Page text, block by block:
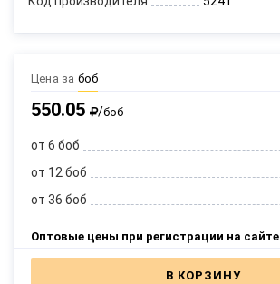
Цена за боб
550.05 /боб
от 6 боб
от 12 боб
от 36 боб
Оптовые цены при регистрации на сайте
В КОРЗИНУ